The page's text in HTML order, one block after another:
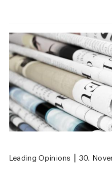
Leading Opinions 30.